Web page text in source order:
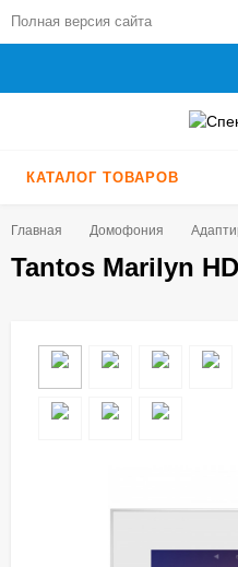
Полная версия сайта
КАТАЛОГ ТОВАРОВ
Главная Домофония
​Tantos Marilyn